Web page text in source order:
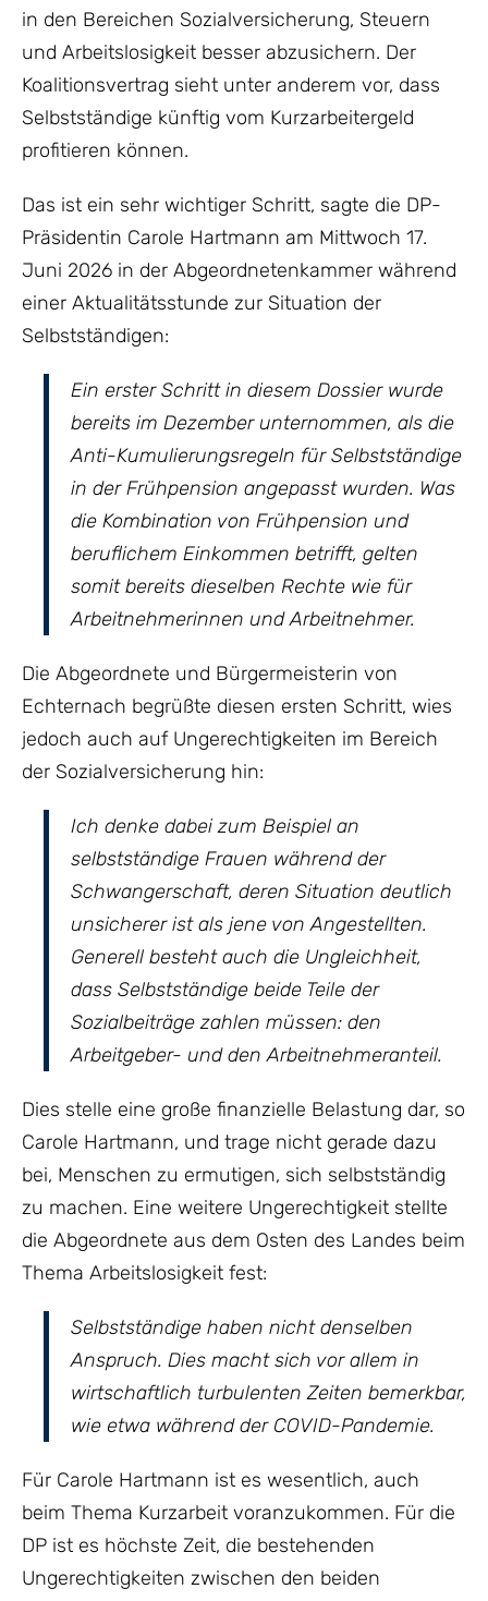
in den Bereichen Sozialversicherung, Steuern
und Arbeitslosigkeit besser abzusichern. Der
Koalitionsvertrag sieht unter anderem vor, dass
Selbstständige künftig vom Kurzarbeitergeld
profitieren können.
Das ist ein sehr wichtiger Schritt, sagte die DP-
Präsidentin Carole Hartmann am Mittwoch 17.
Juni 2026 in der Abgeordnetenkammer während
einer Aktualitätsstunde zur Situation der
Selbstständigen:
Ein erster Schritt in diesem Dossier wurde
bereits im Dezember unternommen, als die
Anti-Kumulierungsregeln für Selbstständige
in der Frühpension angepasst wurden. Was
die Kombination von Frühpension und
beruflichem Einkommen betrifft, gelten
somit bereits dieselben Rechte wie für
Arbeitnehmerinnen und Arbeitnehmer.
Die Abgeordnete und Bürgermeisterin von
Echternach begrüßte diesen ersten Schritt, wies
jedoch auch auf Ungerechtigkeiten im Bereich
der Sozialversicherung hin:
Ich denke dabei zum Beispiel an
selbstständige Frauen während der
Schwangerschaft, deren Situation deutlich
unsicherer ist als jene von Angestellten.
Generell besteht auch die Ungleichheit,
dass Selbstständige beide Teile der
Sozialbeiträge zahlen müssen: den
Arbeitgeber- und den Arbeitnehmeranteil.
Dies stelle eine große finanzielle Belastung dar, so
Carole Hartmann, und trage nicht gerade dazu
bei, Menschen zu ermutigen, sich selbstständig
zu machen. Eine weitere Ungerechtigkeit stellte
die Abgeordnete aus dem Osten des Landes beim
Thema Arbeitslosigkeit fest:
Selbstständige haben nicht denselben
Anspruch. Dies macht sich vor allem in
wirtschaftlich turbulenten Zeiten bemerkbar,
wie etwa während der COVID-Pandemie.
Für Carole Hartmann ist es wesentlich, auch
beim Thema Kurzarbeit voranzukommen. Für die
DP ist es höchste Zeit, die bestehenden
Ungerechtigkeiten zwischen den beiden